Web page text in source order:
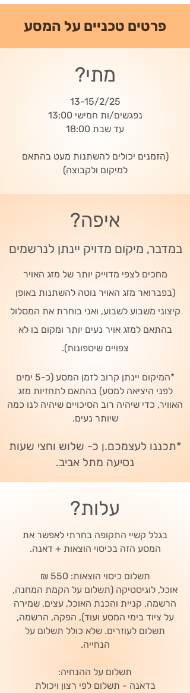
פרטים טכניים על המסע
מתי?
13-15/2/25
נפגשים/ות חמישי 13:00
עד שבת 18:00
(הזמנים יכולים להשתנות מעט בהתאם
למיקום ולקבוצה)
איפה?
במדבר, מיקום מדויק יינתן לנרשמים
מחכים לצפי מדוייק יותר של מזג האויר
(בפברואר מזג האויר נוטה להשתנות באופן
קיצוני משבוע לשבוע, ואני בוחרת את המסלול
בהתאם למזג אויר נעים יותר ומקום בו לא
צפויים שיטפונות).
*המיקום יינתן קרוב לזמן המסע (כ-5 ימים
לפני היציאה למסע) בהתאם לתחזיות מזג
האוויר, כדי שיהיה רוב הסיכויים שיהיה לנו כמה
שיותר נעים.
*תכננו לעצמכם.ן כ- שלוש וחצי שעות
נסיעה מתל אביב.
עלות?
בגלל קשיי התקופה בחרתי לאפשר את
המסע הזה בכיסוי הוצאות + דאנה.
תשלום כיסוי הוצאות: 550 ₪
אוכל, לוגיסטיקה (תשלום על הקמת המחנה,
הרשמה, קניית והכנת האוכל, עצים, שמירה
על ציוד בימי המסע ועוד), הפקה, הרשמה,
תשלום לעוזרים. שלא כולל תשלום על
הנחייה.
תשלום על ההנחיה:
בדאנה - תשלום לפי רצון ויכולת